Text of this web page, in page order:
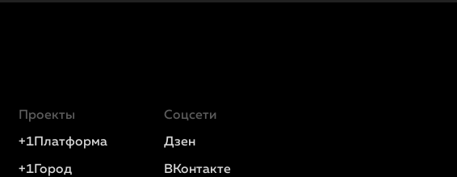
Проекты
+1Платформа
+1Город
Соцсети
Дзен
ВКонтакте